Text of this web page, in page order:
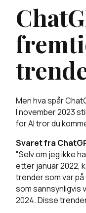
Men hva spår
I november 2023
for AI tror du
Svaret fra
"Selv om jeg ikke
etter januar 2022,
trender som var
som
2024. Disse